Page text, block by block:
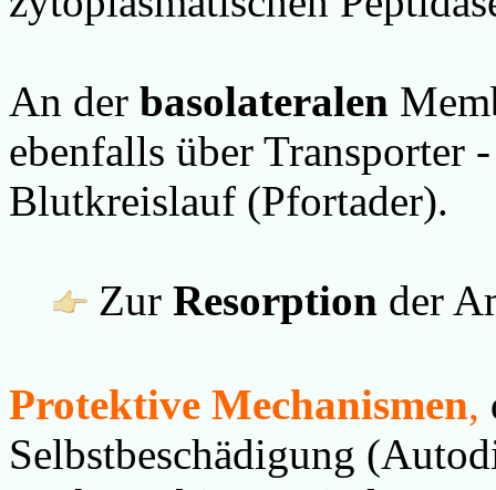
An der basolateralen
ebenfalls über
Blutkreislauf (Pfortader).
Zur Resorption der
Protektive Mechanismen,
Selbstbeschädigung